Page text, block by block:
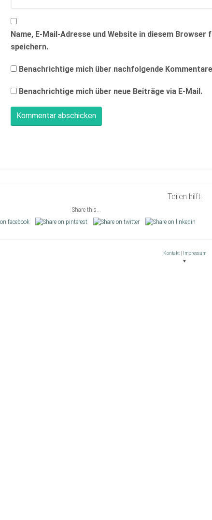
Name, E-Mail-Adresse und Website in diesem
speichern.
Benachrichtige mich über nachfolgende
Benachrichtige mich über neue Beiträge via E-Mail.
Teilen hilft:
Share this...
Kontakt|
Impressum
♥